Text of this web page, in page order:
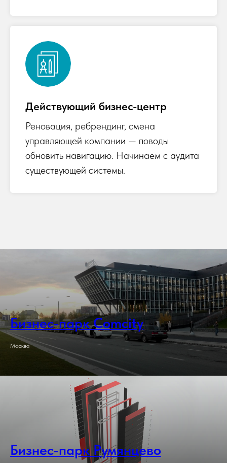
Действующий бизнес-центр
Реновация, ребрендинг, смена
управляющей компании — поводы
обновить навигацию. Начинаем с аудита
существующей системы.
Бизнес-парк Comcity
Москва
Бизнес-парк Румянцево